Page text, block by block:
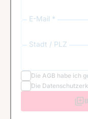
E-Mail *
Stadt / PLZ
Die AGB habe ich
Die